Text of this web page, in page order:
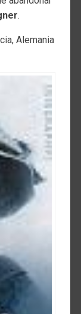
.
Alemania